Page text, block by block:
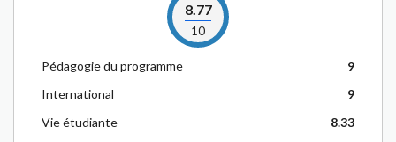
8.77
10
Pédagogie du programme
9
International
9
Vie étudiante
8.33